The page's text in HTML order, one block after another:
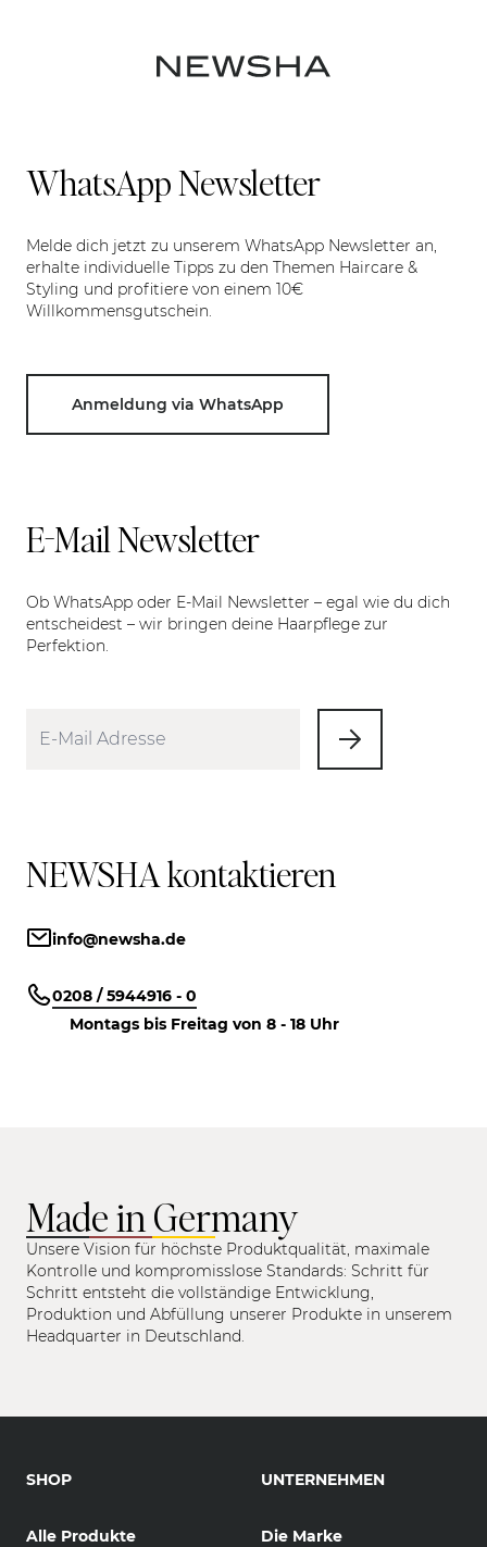
WhatsApp Newsletter
Melde dich jetzt zu unserem WhatsApp Newsletter an,
erhalte individuelle Tipps zu den Themen Haircare &
Styling und profitiere von einem 10€
Willkommensgutschein.
Anmeldung via WhatsApp
E-Mail Newsletter
Ob WhatsApp oder E-Mail Newsletter – egal wie du dich
entscheidest – wir bringen deine Haarpflege zur
Perfektion.
NEWSHA kontaktieren
info@newsha.de
0208 / 5944916 - 0
Montags bis Freitag von 8 - 18 Uhr
Made in Germany
Unsere Vision für höchste Produktqualität, maximale
Kontrolle und kompromisslose Standards: Schritt für
Schritt entsteht die vollständige Entwicklung,
Produktion und Abfüllung unserer Produkte in unserem
Headquarter in Deutschland.
SHOP
Alle Produkte
UNTERNEHMEN
Die Marke